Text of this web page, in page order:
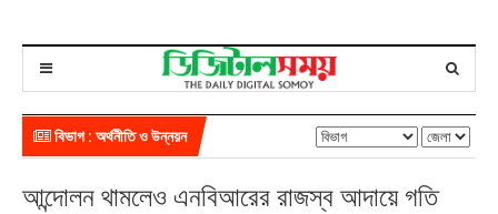
বিভাগ : অর্থনীতি ও উন্নয়ন
আন্দোলন থামলেও এনবিআরের রাজস্ব আদায়ে গতি